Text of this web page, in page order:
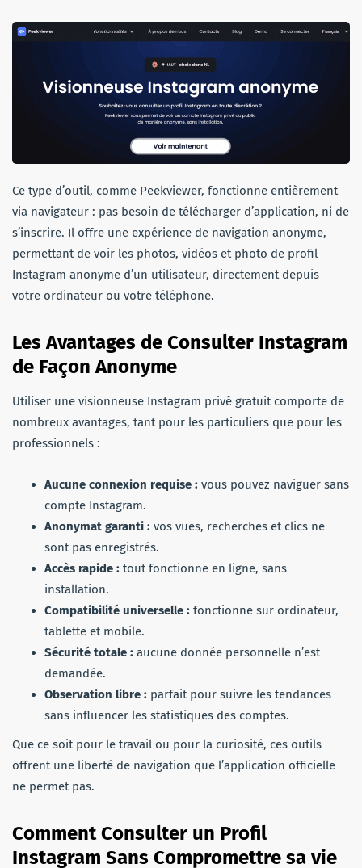
Ce type d’outil, comme Peekviewer, fonctionne entièrement
via navigateur : pas besoin de télécharger d’application, ni de
s’inscrire. Il offre une expérience de navigation anonyme,
permettant de voir les photos, vidéos et photo de profil
Instagram anonyme d’un utilisateur, directement depuis
votre ordinateur ou votre téléphone.
Les Avantages de Consulter Instagram
de Façon Anonyme
Utiliser une visionneuse Instagram privé gratuit comporte de
nombreux avantages, tant pour les particuliers que pour les
professionnels :
Aucune connexion requise : vous pouvez naviguer sans
compte Instagram.
Anonymat garanti : vos vues, recherches et clics ne
sont pas enregistrés.
Accès rapide : tout fonctionne en ligne, sans
installation.
Compatibilité universelle : fonctionne sur ordinateur,
tablette et mobile.
Sécurité totale : aucune donnée personnelle n’est
demandée.
Observation libre : parfait pour suivre les tendances
sans influencer les statistiques des comptes.
Que ce soit pour le travail ou pour la curiosité, ces outils
offrent une liberté de navigation que l’application officielle
ne permet pas.
Comment Consulter un Profil
Instagram Sans Compromettre sa vie